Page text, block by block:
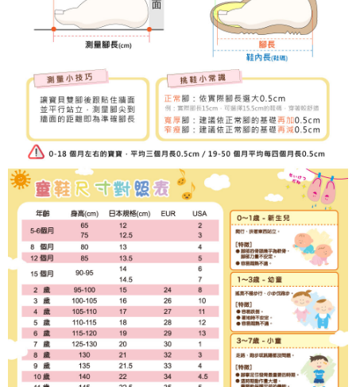
５．嚴禁一人註冊多個帳號或使用他人資訊註冊。若發現惡意使用之情形，
恩沛科技股份有限公司將有權停止該用戶之使用額度並採取法律行動。